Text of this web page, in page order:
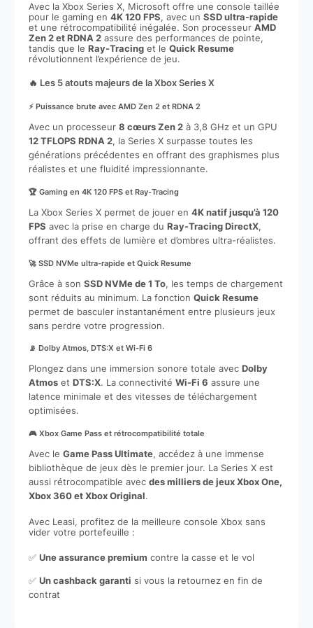
Avec la Xbox Series X, Microsoft offre une console taillée
pour le gaming en 4K 120 FPS, avec un SSD ultra-rapide
et une rétrocompatibilité inégalée. Son processeur AMD
Zen 2 et RDNA 2assure des performances de pointe,
tandis que le Ray-Tracinget le Quick Resume
révolutionnent l’expérience de jeu.
🔥 Les 5 atouts majeurs de la Xbox Series X
⚡ Puissance brute avec AMD Zen 2 et RDNA 2
Avec un processeur 8 cœurs Zen 2à 3,8 GHz et un GPU
12 TFLOPS RDNA 2, la Series X surpasse toutes les
générations précédentes en offrant des graphismes plus
réalistes et une fluidité impressionnante.
🏆 Gaming en 4K 120 FPS et Ray-Tracing
La Xbox Series X permet de jouer en 4K natif jusqu’à 120
FPS avec la prise en charge du Ray-Tracing DirectX,
offrant des effets de lumière et d’ombres ultra-réalistes.
🚀 SSD NVMe ultra-rapide et Quick Resume
Grâce à son SSD NVMe de 1 To, les temps de chargement
sont réduits au minimum. La fonction Quick Resume
permet de basculer instantanément entre plusieurs jeux
sans perdre votre progression.
📡 Dolby Atmos, DTS:X et Wi-Fi 6
Plongez dans une immersion sonore totale avec Dolby
Atmoset DTS:X. La connectivité Wi-Fi 6 assure une
latence minimale et des vitesses de téléchargement
optimisées.
🎮 Xbox Game Pass et rétrocompatibilité totale
Avec le Game Pass Ultimate, accédez à une immense
bibliothèque de jeux dès le premier jour. La Series X est
aussi rétrocompatible avec des milliers de jeux Xbox One,
Xbox 360 et Xbox Original.
Avec Leasi, profitez de la meilleure console Xbox sans
vider votre portefeuille :
✅ Une assurance premium contre la casse et le vol
✅ Un cashback garanti si vous la retournez en fin de
contrat